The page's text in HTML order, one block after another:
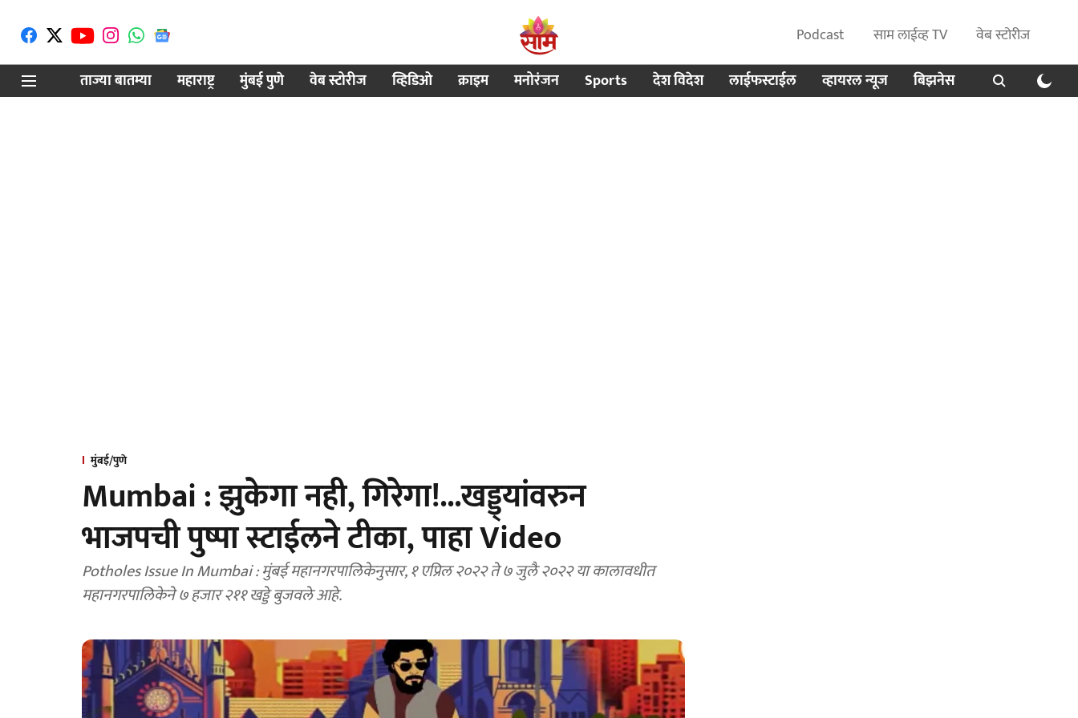
Podcast साम लाईव्ह TV
वेब स्टोरीज
ताज्या बातम्या
महाराष्ट्र मुंबई पुणे वेब स्टोरीज व्हिडिओ क्राइम मनोरंजन Sports देश विदेश लाईफस्टाईल व्हायरल न्यूज बिझनेस
मुंबई/पुणे
Mumbai : झुकेगा नही, गिरेगा!...खड्ड्यांवरुन
भाजपची पुष्पा स्टाईलने टीका, पाहा Video
Potholes Issue In Mumbai : मुंबई महानगरपालिकेनुसार, १ एप्रिल २०२२ ते ७ जुलै २०२२ या कालावधीत
महानगरपालिकेने ७ हजार २११ खड्डे बुजवले आहे.